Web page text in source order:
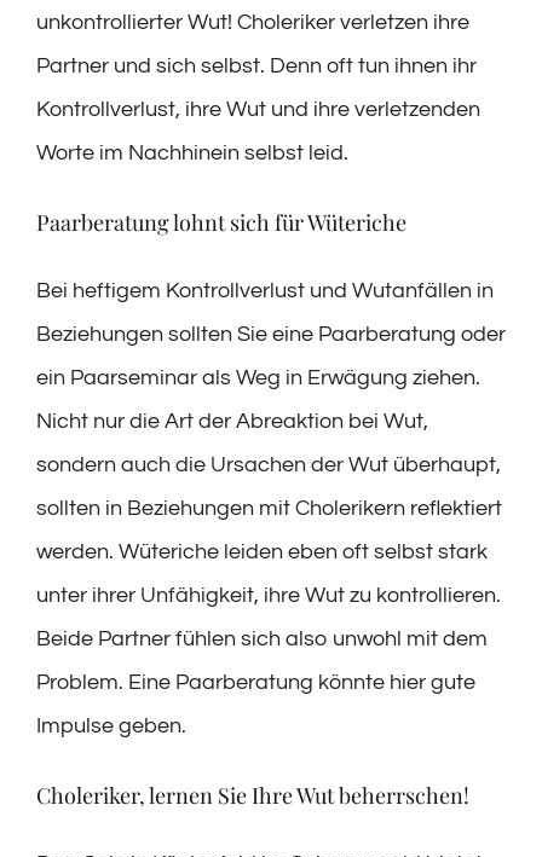
unkontrollierter Wut! Choleriker verletzen ihre
Partner und sich selbst. Denn oft tun ihnen ihr
Kontrollverlust, ihre Wut und ihre verletzenden
Worte im Nachhinein selbst leid.
Paarberatung lohnt sich für Wüteriche
Bei heftigem Kontrollverlust und Wutanfällen in
Beziehungen sollten Sie eine Paarberatung oder
ein Paarseminar als Weg in Erwägung ziehen.
Nicht nur die Art der Abreaktion bei Wut,
sondern auch die Ursachen der Wut überhaupt,
sollten in Beziehungen mit Cholerikern reflektiert
werden. Wüteriche leiden eben oft selbst stark
unter ihrer Unfähigkeit, ihre Wut zu kontrollieren.
Beide Partner fühlen sich also unwohl mit dem
Problem. Eine Paarberatung könnte hier gute
Impulse geben.
Choleriker, lernen Sie Ihre Wut beherrschen!